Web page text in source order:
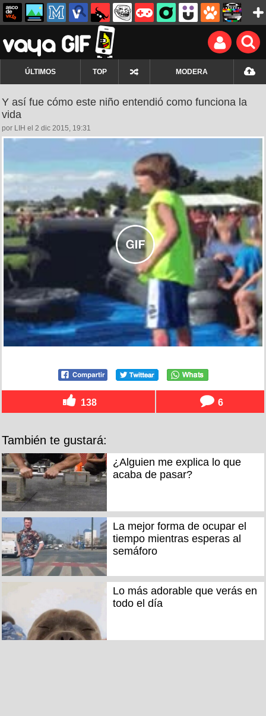
ÚLTIMOS TOP MODERA
Y así fue cómo este niño entendió como funciona la
vida
por LIH el 2 dic 2015, 19:31
138 6
También te gustará:
¿Alguien me explica lo que
acaba de pasar?
La mejor forma de ocupar el
tiempo mientras esperas al
semáforo
Lo más adorable que verás en
todo el día